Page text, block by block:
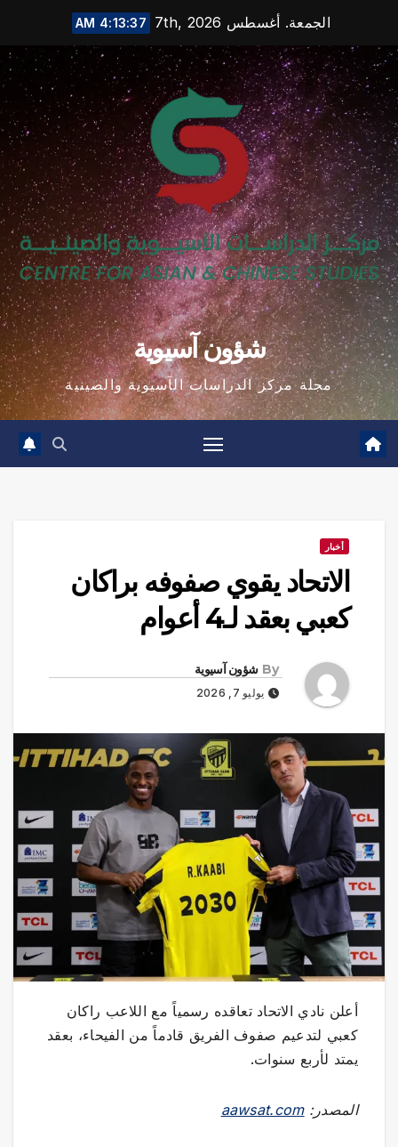
content
الجمعة. أغسطس 7th, 2026 4:13:37 AM
شؤون آسيوية
مجلة مركز الدراسات الآسيوية والصينية
أخبار
الاتحاد يقوي صفوفه براكان
كعبي بعقد لـ4 أعوام
By شؤون آسيوية
يوليو 7, 2026
أعلن نادي الاتحاد تعاقده رسمياً مع اللاعب راكان
كعبي لتدعيم صفوف الفريق قادماً من الفيحاء، بعقد
يمتد لأربع سنوات.
المصدر:aawsat.com